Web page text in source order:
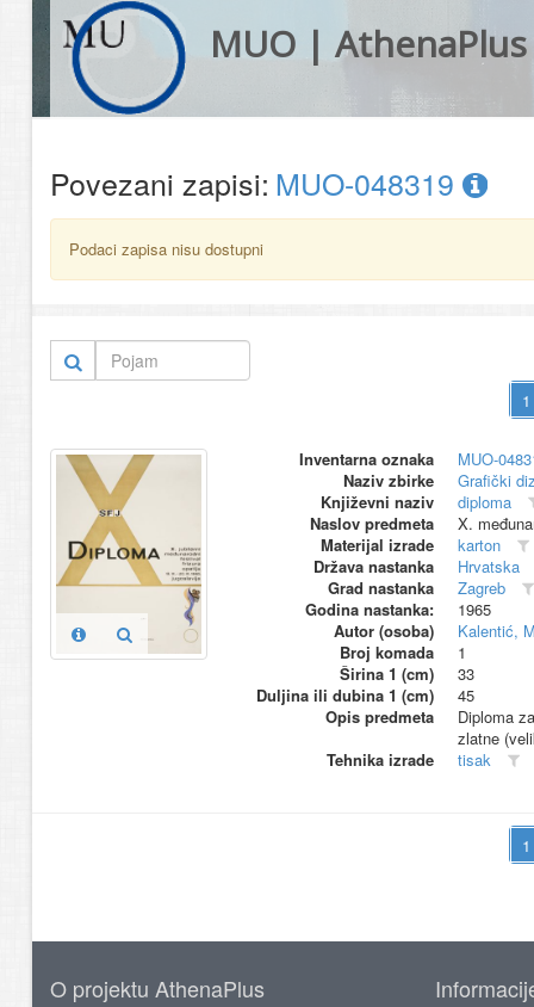
MUO | AthenaPlus
Povezani zapisi: MUO-048319
Podaci zapisa nisu dostupni
Inventarna oznaka
MUO-
Naziv zbirke
Grafički
Književni naziv
diploma
Naslov predmeta
X.
Materijal izrade
karton
Država nastanka
Hrvatska
Grad nastanka
Zagreb
Godina nastanka:
1965
Autor (osoba)
Kalentić,
Broj komada
1
Širina 1 (cm)
33
Duljina ili dubina 1 (cm)
45
Opis predmeta
Diploma
zlatne
Tehnika izrade
tisak
O projektu AthenaPlus